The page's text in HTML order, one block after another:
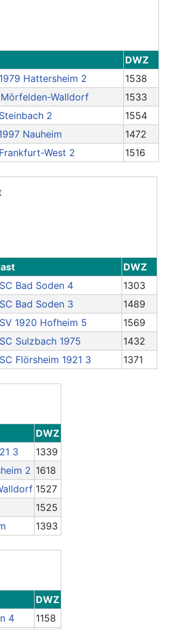
DWZ
Hattersheim 2
1538
Walldorf
1533
2
1554
Nauheim
1472
West 2 1516
DWZ
SC Bad Soden 4
1303
SC Bad Soden 3
1489
SV 1920 Hofheim 5
1569
SC Sulzbach 1975
1432
SC Flörsheim 1921 3 1371
DWZ
3
1339
2 1618
1527
1525
1393
DWZ
4
1158